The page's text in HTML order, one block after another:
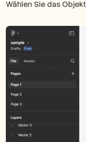
Wählen Sie das